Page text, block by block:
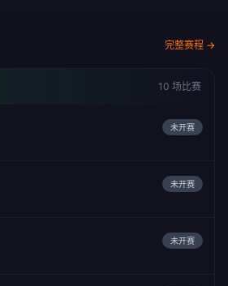
完整赛程 →
10 场比赛
未开赛
未开赛
未开赛